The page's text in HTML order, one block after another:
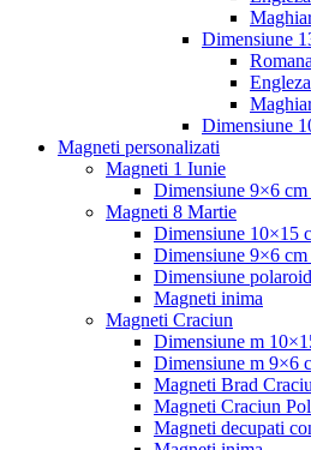
Dimensiune
Romana
Engleza
Dimensiune
Magneti personalizati
Magneti 1 Iunie
Dimensiune 9×6
Magneti 8 Martie
Dimensiune 10×15
Dimensiune 9×6
Dimensiune
Magneti inima
Magneti Craciun
Dimensiune m
Dimensiune m 9×6
Magneti Brad
Magneti Craciun
Magneti decupati